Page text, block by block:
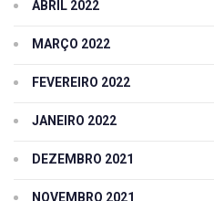
ABRIL 2022
MARÇO 2022
FEVEREIRO 2022
JANEIRO 2022
DEZEMBRO 2021
NOVEMBRO 2021